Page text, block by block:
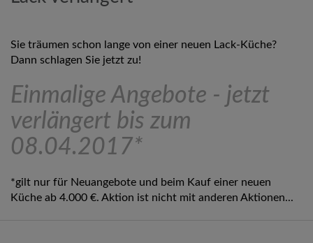
Sie träumen schon lange von einer neuen Lack-Küche?
Dann schlagen Sie jetzt zu!
Einmalige Angebote - jetzt
verlängert bis zum
08.04.2017*
*gilt nur für Neuangebote und beim Kauf einer neuen
Küche ab 4.000 €. Aktion ist nicht mit anderen Aktionen...